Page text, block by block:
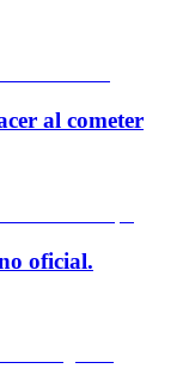
al cometer
oficial.